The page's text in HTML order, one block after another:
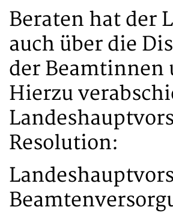
Beraten hat der
auch über die
der Beamtinnen
Hierzu
Resolution: